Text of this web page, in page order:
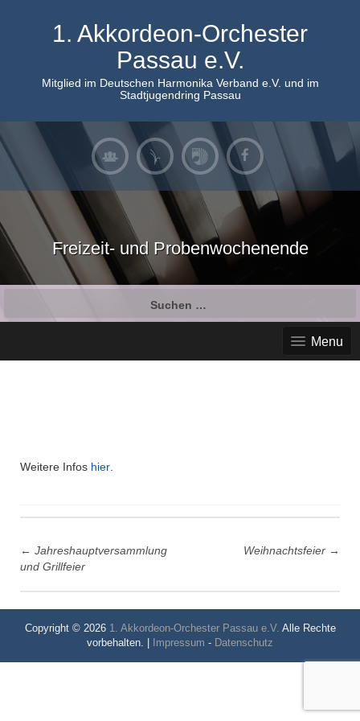
1. Akkordeon-Orchester
Passau e.V.
Mitglied im Deutschen Harmonika Verband e.V. und im
Stadtjugendring Passau
Freizeit- und Probenwochenende
Menu
Weitere Infos hier
navigation
← Jahreshauptversammlung
und Grillfeier
Weihnachtsfeier →
Copyright © 2026 1. Akkordeon-Orchester Passau e.V. Alle Rechte
vorbehalten. |
Impressum - Datenschutz